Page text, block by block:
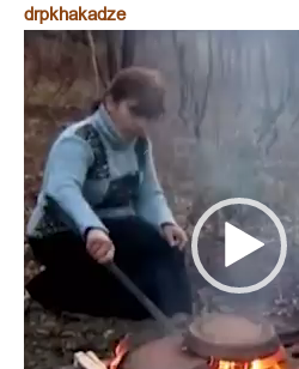
drpkhakadze
ვ
დ
ე
დ
ა
მ
კ
ვ
რ